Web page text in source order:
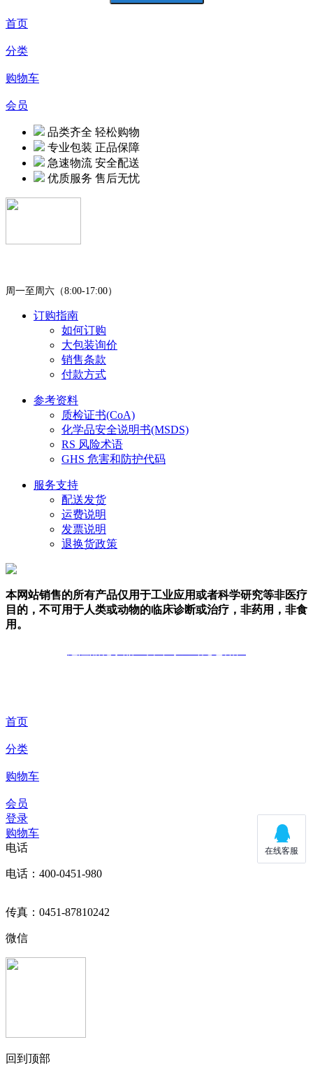
首页
分类
购物车
会员
品类齐全 轻松购物
专业包装 正品保障
急速物流 安全配送
优质服务 售后无忧
周一至周六（8:00-17:00）
订购指南
如何订购
大包装询价
销售条款
付款方式
参考资料
质检证书(CoA)
化学品安全说明书(MSDS)
RS 风险术语
GHS 危害和防护代码
服务支持
配送发货
运费说明
发票说明
退换货政策
本网站销售的所有产品仅用于工业应用或者科学研究等非医疗
目的，不可用于人类或动物的临床诊断或治疗，非药用，非食
用。
首页
分类
购物车
会员
登录
购物车
电话
电话：400-0451-980
传真：0451-87810242
微信
回到顶部